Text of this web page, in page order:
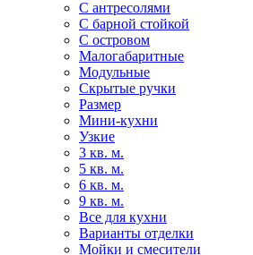
С антресолями
С барной стойкой
С островом
Малогабаритные
Модульные
Скрытые ручки
Размер
Мини-кухни
Узкие
3 кв. м.
5 кв. м.
6 кв. м.
9 кв. м.
Все для кухни
Варианты отделки
Мойки и смесители